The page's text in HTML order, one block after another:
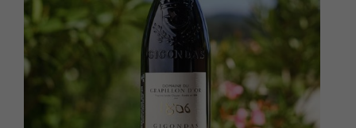
AJOUTER AU PANIER /